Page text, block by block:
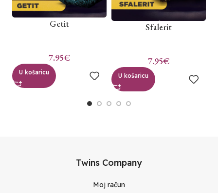
Getit
7.95€
U košaricu
Sfalerit
7.95€
U košaricu
Twins Company
Moj račun